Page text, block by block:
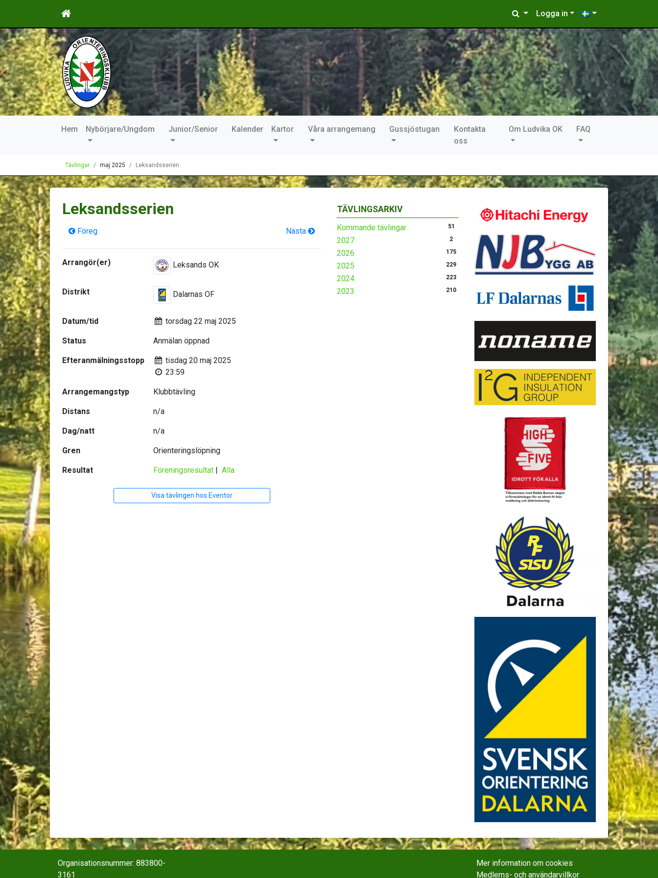
Logga in
Hem Nybörjare/Ungdom Junior/Senior Kalender Kartor Våra arrangemang Gussjöstugan
Kontakta
oss
Om Ludvika OK FAQ
Tävlingar maj 2025 Leksandsserien
TÄVLINGSARKIV
Kommande tävlingar 51
2027 2
2026 175
2025 229
2024 223
2023 210
Leksandsserien
Föreg Nästa
Arrangör(er) Leksands OK
Distrikt Dalarnas OF
Datum/tid torsdag 22 maj 2025
Status Anmälan öppnad
Efteranmälningsstopp
tisdag 20 maj 2025
23:59
Arrangemangstyp Klubbtävling
Distans n/a
Dag/natt n/a
Gren Orienteringslöpning
Resultat Föreningsresultat |Alla
Visa tävlingen hos Eventor
Organisationsnummer: 883800-
3161
Mer information om cookies
Medlems- och användarvillkor